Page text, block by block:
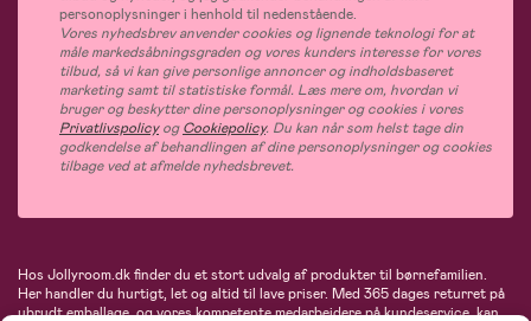
personoplysninger i henhold til nedenstående.
Vores nyhedsbrev anvender cookies og lignende teknologi for at
måle markedsåbningsgraden og vores kunders interesse for vores
tilbud, så vi kan give personlige annoncer og indholdsbaseret
marketing samt til statistiske formål. Læs mere om, hvordan vi
bruger og beskytter dine personoplysninger og cookies i vores
PrivatlivspolicyogCookiepolicy. Du kan når som helst tage din
godkendelse af behandlingen af dine personoplysninger og cookies
tilbage ved at afmelde nyhedsbrevet.
Hos Jollyroom.dk finder du et stort udvalg af produkter til børnefamilien.
Her handler du hurtigt, let og altid til lave priser. Med 365 dages returret på
ubrudt emballage, og vores kompetente medarbejdere på kundeservice, kan